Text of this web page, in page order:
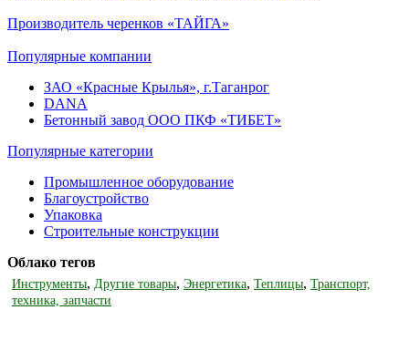
Производитель черенков «ТАЙГА»
Популярные компании
ЗАО «Красные Крылья», г.Таганрог
DANA
Бетонный завод ООО ПКФ «ТИБЕТ»
Популярные категории
Промышленное оборудование
Благоустройство
Упаковка
Строительные конструкции
Облако тегов
Инструменты, Другие товары, Энергетика, Теплицы, Транспорт,
техника, запчасти